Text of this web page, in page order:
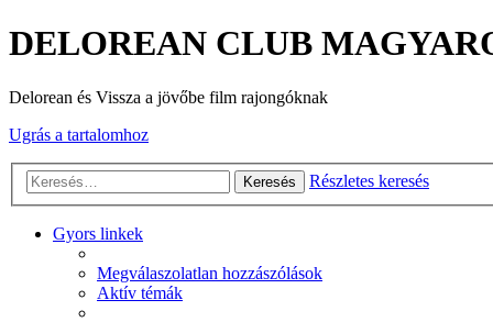
DELOREAN CLUB
Delorean és Vissza a jövőbe film rajongóknak
Ugrás a tartalomhoz
Keresés Részletes keresés
Gyors linkek
Megválaszolatlan hozzászólások
Aktív témák